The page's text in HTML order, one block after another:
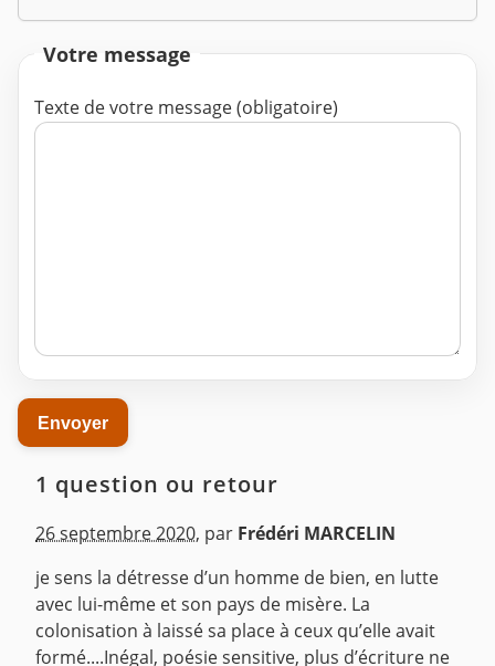
Votre message
Texte de votre message (obligatoire)
1 question ou retour
26 septembre 2020, par Frédéri MARCELIN
je sens la détresse d’un homme de bien, en lutte
avec lui-même et son pays de misère. La
colonisation à laissé sa place à ceux qu’elle avait
formé....Inégal, poésie sensitive, plus d’écriture ne